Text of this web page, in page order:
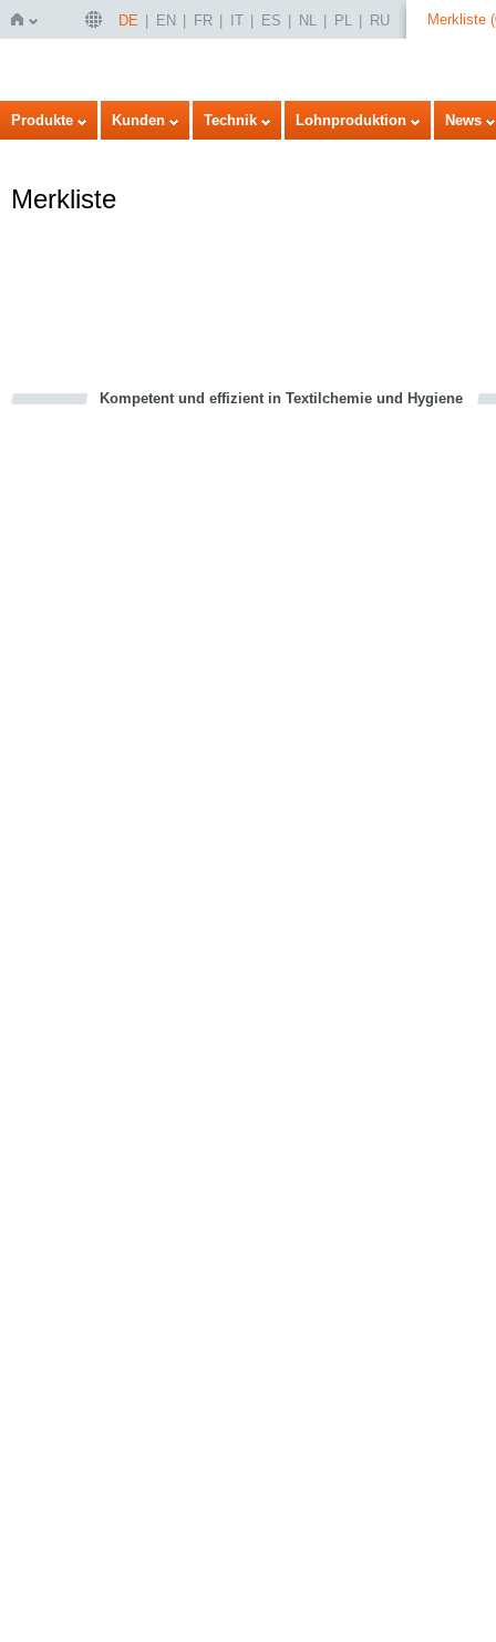
Startseite
DE EN FR IT ES NL PL RU Merkliste (
Produkte Kunden Technik Lohnproduktion News
Merkliste
Kompetent und effizient in Textilchemie und Hygiene